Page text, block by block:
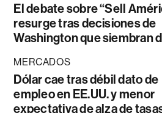
El debate sobre “Sell
resurge tras decisiones de
Washington que siembran
MERCADOS
Dólar cae tras débil dato de
empleo en EE.UU. y menor
expectativa de alza de